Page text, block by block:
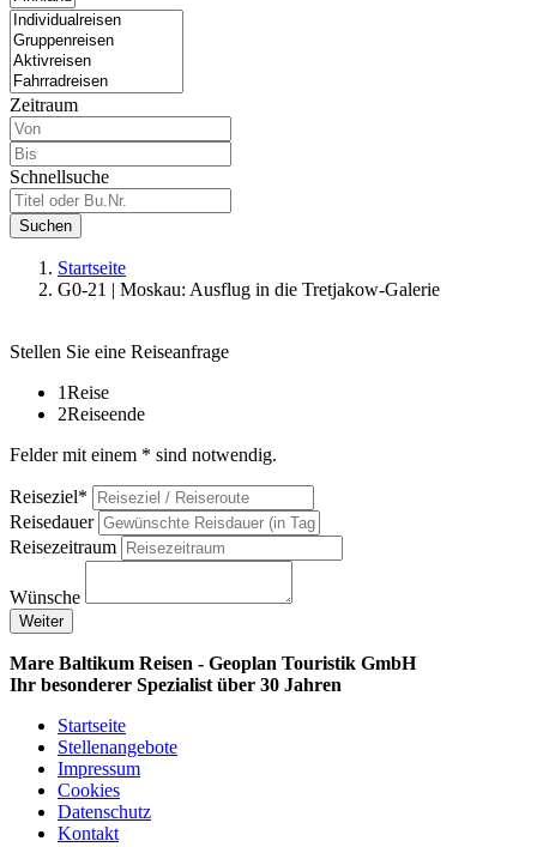
Zeitraum
Schnellsuche
Suchen
Startseite
G0-21 | Moskau: Ausflug in die Tretjakow-Galerie
Stellen Sie eine Reiseanfrage
1Reise
2Reiseende
Felder mit einem * sind notwendig.
Reiseziel*
Reisedauer
Reisezeitraum
Wünsche
Weiter
Mare Baltikum Reisen - Geoplan Touristik GmbH
Ihr besonderer Spezialist über 30 Jahren
Startseite
Stellenangebote
Impressum
Cookies
Datenschutz
Kontakt